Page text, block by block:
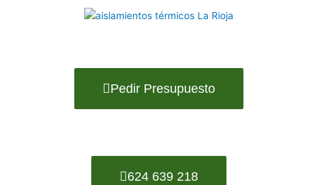
Pedir Presupuesto
624 639 218